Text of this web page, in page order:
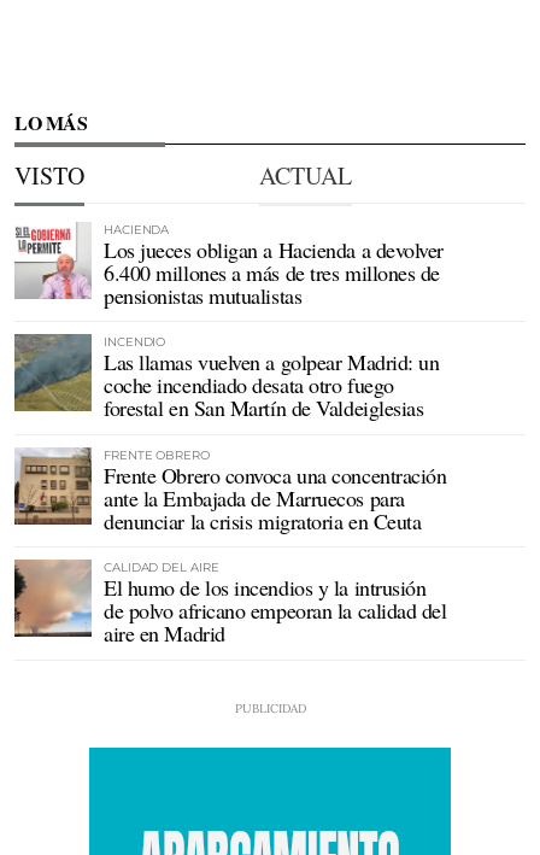
LO MÁS
VISTO ACTUAL
HACIENDA
Los jueces obligan a Hacienda a devolver
6.400 millones a más de tres millones de
pensionistas mutualistas
INCENDIO
Las llamas vuelven a golpear Madrid: un
coche incendiado desata otro fuego
forestal en San Martín de Valdeiglesias
FRENTE OBRERO
Frente Obrero convoca una concentración
ante la Embajada de Marruecos para
denunciar la crisis migratoria en Ceuta
CALIDAD DEL AIRE
El humo de los incendios y la intrusión
de polvo africano empeoran la calidad del
aire en Madrid